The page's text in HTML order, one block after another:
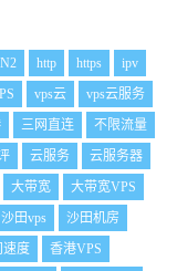
http https
ipv
vps云
vps云服务
三网直连
不限流量
云服务
云服务器
大带宽
大带宽VPS
沙田vps
沙田机房
速度
香港VPS